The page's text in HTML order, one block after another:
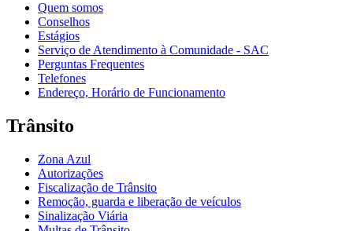
Quem somos
Conselhos
Estágios
Serviço de Atendimento à Comunidade - SAC
Perguntas Frequentes
Telefones
Endereço, Horário de Funcionamento
Trânsito
Zona Azul
Autorizações
Fiscalização de Trânsito
Remoção, guarda e liberação de veículos
Sinalização Viária